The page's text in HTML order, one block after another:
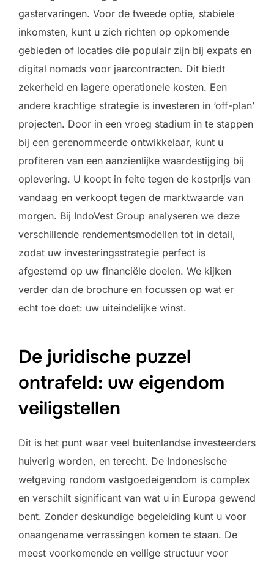
gastervaringen. Voor de tweede optie, stabiele
inkomsten, kunt u zich richten op opkomende
gebieden of locaties die populair zijn bij expats en
digital nomads voor jaarcontracten. Dit biedt
zekerheid en lagere operationele kosten. Een
andere krachtige strategie is investeren in ‘off-plan’
projecten. Door in een vroeg stadium in te stappen
bij een gerenommeerde ontwikkelaar, kunt u
profiteren van een aanzienlijke waardestijging bij
oplevering. U koopt in feite tegen de kostprijs van
vandaag en verkoopt tegen de marktwaarde van
morgen. Bij IndoVest Group analyseren we deze
verschillende rendementsmodellen tot in detail,
zodat uw investeringsstrategie perfect is
afgestemd op uw financiële doelen. We kijken
verder dan de brochure en focussen op wat er
echt toe doet: uw uiteindelijke winst.
De juridische puzzel
ontrafeld: uw eigendom
veiligstellen
Dit is het punt waar veel buitenlandse investeerders
huiverig worden, en terecht. De Indonesische
wetgeving rondom vastgoedeigendom is complex
en verschilt significant van wat u in Europa gewend
bent. Zonder deskundige begeleiding kunt u voor
onaangename verrassingen komen te staan. De
meest voorkomende en veilige structuur voor